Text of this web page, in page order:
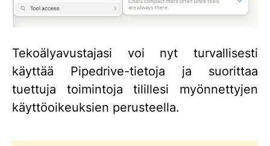
Tekoälyavustajasi voi nyt turvallisesti
käyttää Pipedrive-tietoja ja suorittaa
tuettuja toimintoja tilillesi myönnettyjen
käyttöoikeuksien perusteella.